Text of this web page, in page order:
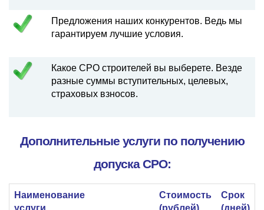
Предложения наших конкурентов. Ведь мы
гарантируем лучшие условия.
Какое СРО строителей вы выберете. Везде
разные суммы вступительных, целевых,
страховых взносов.
Дополнительные услуги по получению
допуска СРО:
Наименование
Стоимость
Срок